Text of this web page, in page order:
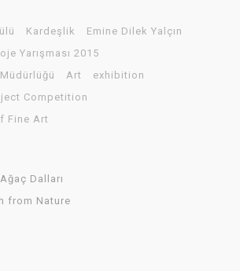
Kardeşlik
Emine Dilek Yalçın
Yarışması 2015
Art
exhibition
Competition
Fine Art
Dalları
from Nature